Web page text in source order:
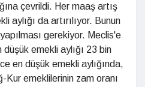
çevrildi. Her maaş artış
aylığı da artırılıyor. Bunun
gerekiyor. Meclis'e
emekli aylığı 23 bin
en düşük emekli aylığında,
emeklilerinin zam oranı